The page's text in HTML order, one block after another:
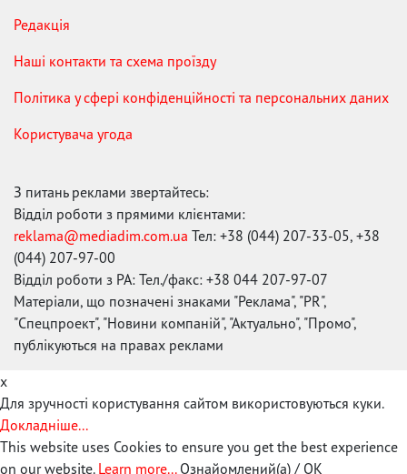
Редакція
Наші контакти та схема проїзду
Політика у сфері конфіденційності та персональних даних
Користувача угода
З питань реклами звертайтесь:
Відділ роботи з прямими клієнтами:
reklama@mediadim.com.ua Тел: +38 (044) 207-33-05, +38
(044) 207-97-00
Відділ роботи з РА: Тел./факс: +38 044 207-97-07
Матеріали, що позначені знаками "Реклама", "PR",
"Спецпроект", "Новини компаній", "Актуально", "Промо",
публікуються на правах реклами
x
Для зручності користування сайтом використовуються куки.
Докладніше...
This website uses Cookies to ensure you get the best experience
on our website. Learn more... Ознайомлений(а) / OK